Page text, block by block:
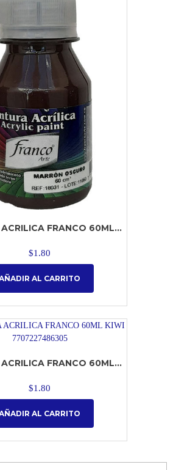
FRANCO 60ML...
$1.80
AL CARRITO
FRANCO 60ML...
$1.80
AL CARRITO